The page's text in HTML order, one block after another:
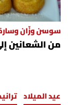
سوسن وزّان
من الشعانين
عيد الميلاد